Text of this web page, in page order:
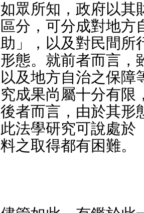
如眾所知，政府以其
區分，可分成對地方
助」，以及對民間所
形態。就前者而言，
以及地方自治之保障
究成果尚屬十分有限
後者而言，由於其形
此法學研究可說處於
料之取得都有困難。